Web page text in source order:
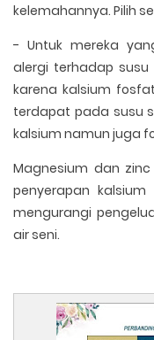
kelemahannya. Pilih
- Untuk mereka
alergi terhadap
karena kalsium
terdapat pada susu
kalsium namun juga
Magnesium dan
penyerapan
mengurangi
air seni.